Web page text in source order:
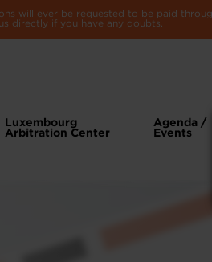
will ever be requested to be paid
directly if you have any doubts.
Luxembourg
Arbitration Center
Agenda /
Events